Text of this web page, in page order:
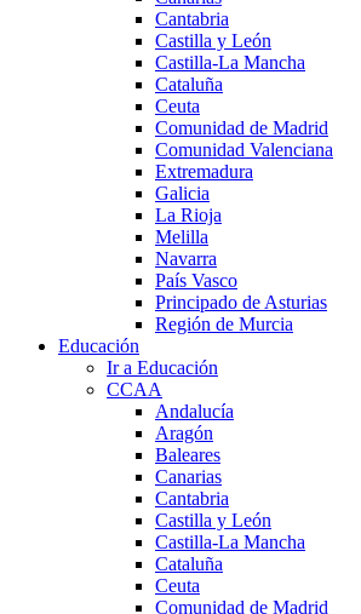
Cantabria
Castilla y León
Castilla-La Mancha
Cataluña
Ceuta
Comunidad de Madrid
Comunidad Valenciana
Extremadura
Galicia
La Rioja
Melilla
Navarra
País Vasco
Principado de Asturias
Región de Murcia
Educación
Ir a Educación
CCAA
Andalucía
Aragón
Baleares
Canarias
Cantabria
Castilla y León
Castilla-La Mancha
Cataluña
Ceuta
Comunidad de Madrid